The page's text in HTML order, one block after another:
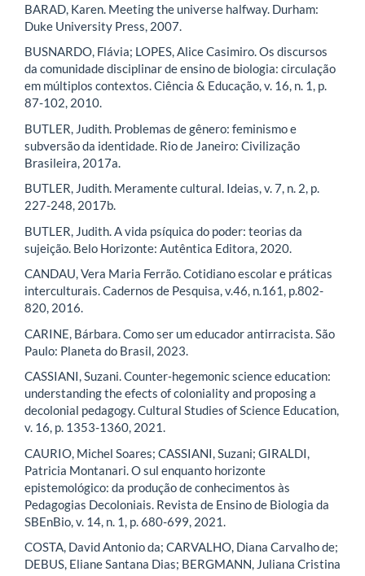
BARAD, Karen. Meeting the universe halfway. Durham:
Duke University Press, 2007.
BUSNARDO, Flávia; LOPES, Alice Casimiro. Os discursos
da comunidade disciplinar de ensino de biologia: circulação
em múltiplos contextos. Ciência & Educação, v. 16, n. 1, p.
87-102, 2010.
BUTLER, Judith. Problemas de gênero: feminismo e
subversão da identidade. Rio de Janeiro: Civilização
Brasileira, 2017a.
BUTLER, Judith. Meramente cultural. Ideias, v. 7, n. 2, p.
227-248, 2017b.
BUTLER, Judith. A vida psíquica do poder: teorias da
sujeição. Belo Horizonte: Autêntica Editora, 2020.
CANDAU, Vera Maria Ferrão. Cotidiano escolar e práticas
interculturais. Cadernos de Pesquisa, v.46, n.161, p.802-
820, 2016.
CARINE, Bárbara. Como ser um educador antirracista. São
Paulo: Planeta do Brasil, 2023.
CASSIANI, Suzani. Counter‑hegemonic science education:
understanding the efects of coloniality and proposing a
decolonial pedagogy. Cultural Studies of Science Education,
v. 16, p. 1353-1360, 2021.
CAURIO, Michel Soares; CASSIANI, Suzani; GIRALDI,
Patricia Montanari. O sul enquanto horizonte
epistemológico: da produção de conhecimentos às
Pedagogias Decoloniais. Revista de Ensino de Biologia da
SBEnBio, v. 14, n. 1, p. 680-699, 2021.
COSTA, David Antonio da; CARVALHO, Diana Carvalho de;
DEBUS, Eliane Santana Dias; BERGMANN, Juliana Cristina